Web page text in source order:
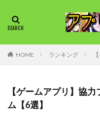
HOME ランキング
【ゲームアプリ】協
ム【6選】